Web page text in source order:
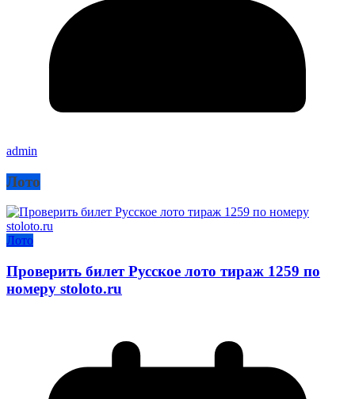
admin
Лото
Лото
Проверить билет Русское лото тираж 1259 по
номеру stoloto.ru